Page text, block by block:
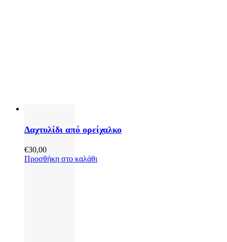
Δαχτυλίδι από ορείχαλκο
€30,00
Προσθήκη στο καλάθι